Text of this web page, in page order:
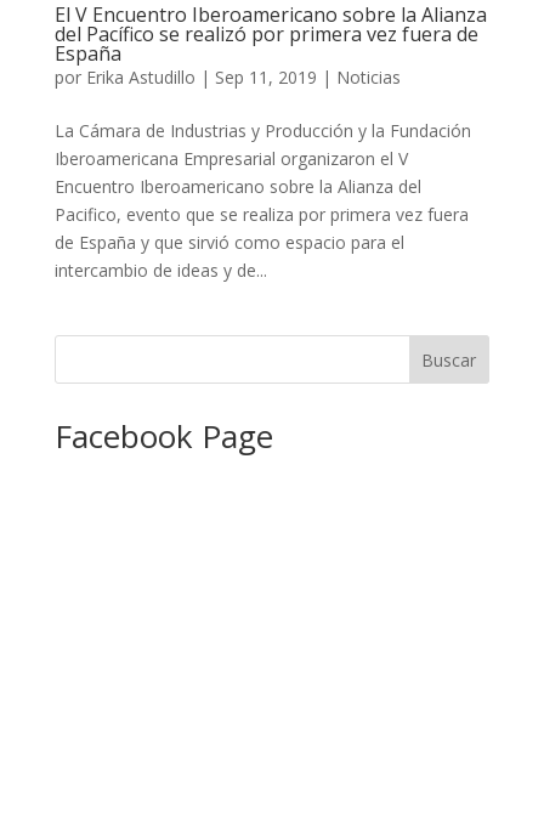
El V Encuentro Iberoamericano sobre la Alianza
del Pacífico se realizó por primera vez fuera de
España
por Erika Astudillo | Sep 11, 2019 | Noticias
La Cámara de Industrias y Producción y la Fundación
Iberoamericana Empresarial organizaron el V
Encuentro Iberoamericano sobre la Alianza del
Pacifico, evento que se realiza por primera vez fuera
de España y que sirvió como espacio para el
intercambio de ideas y de...
Facebook Page